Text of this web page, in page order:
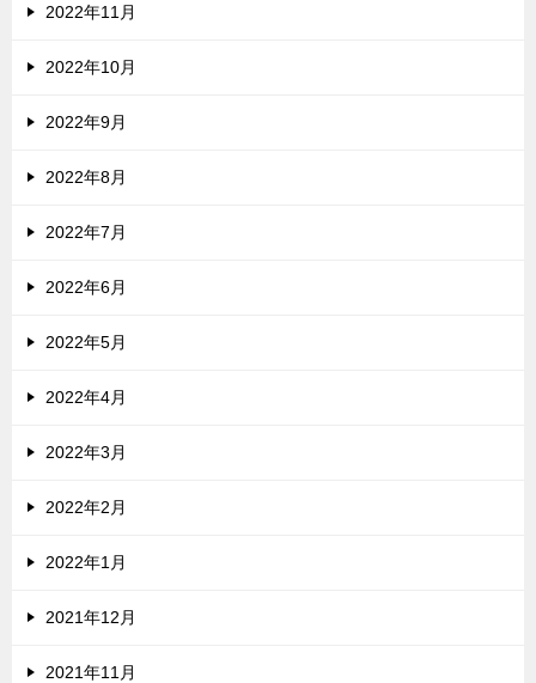
2022年11月
2022年10月
2022年9月
2022年8月
2022年7月
2022年6月
2022年5月
2022年4月
2022年3月
2022年2月
2022年1月
2021年12月
2021年11月